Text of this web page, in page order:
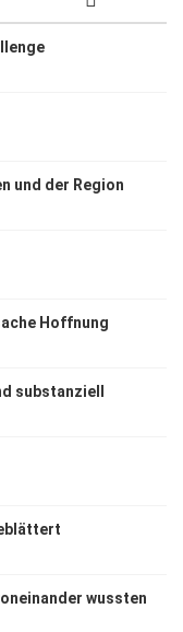
und der Region
Hoffnung
substanziell
wussten